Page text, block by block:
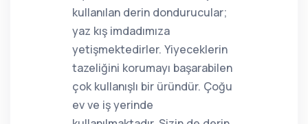
kullanılan derin dondurucular;
yaz kış imdadımıza
yetişmektedirler. Yiyeceklerin
tazeliğini korumayı başarabilen
çok kullanışlı bir üründür. Çoğu
ev ve iş yerinde